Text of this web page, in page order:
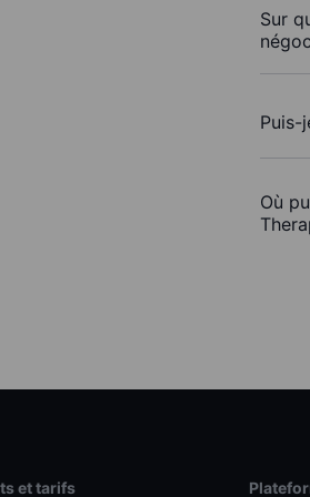
Sur
Puis-
Où
et tarifs